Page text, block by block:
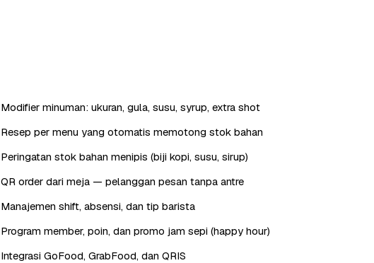
Modifier minuman: ukuran, gula, susu, syrup, extra shot
Resep per menu yang otomatis memotong stok bahan
Peringatan stok bahan menipis (biji kopi, susu, sirup)
QR order dari meja — pelanggan pesan tanpa antre
Manajemen shift, absensi, dan tip barista
Program member, poin, dan promo jam sepi (happy hour)
Integrasi GoFood, GrabFood, dan QRIS